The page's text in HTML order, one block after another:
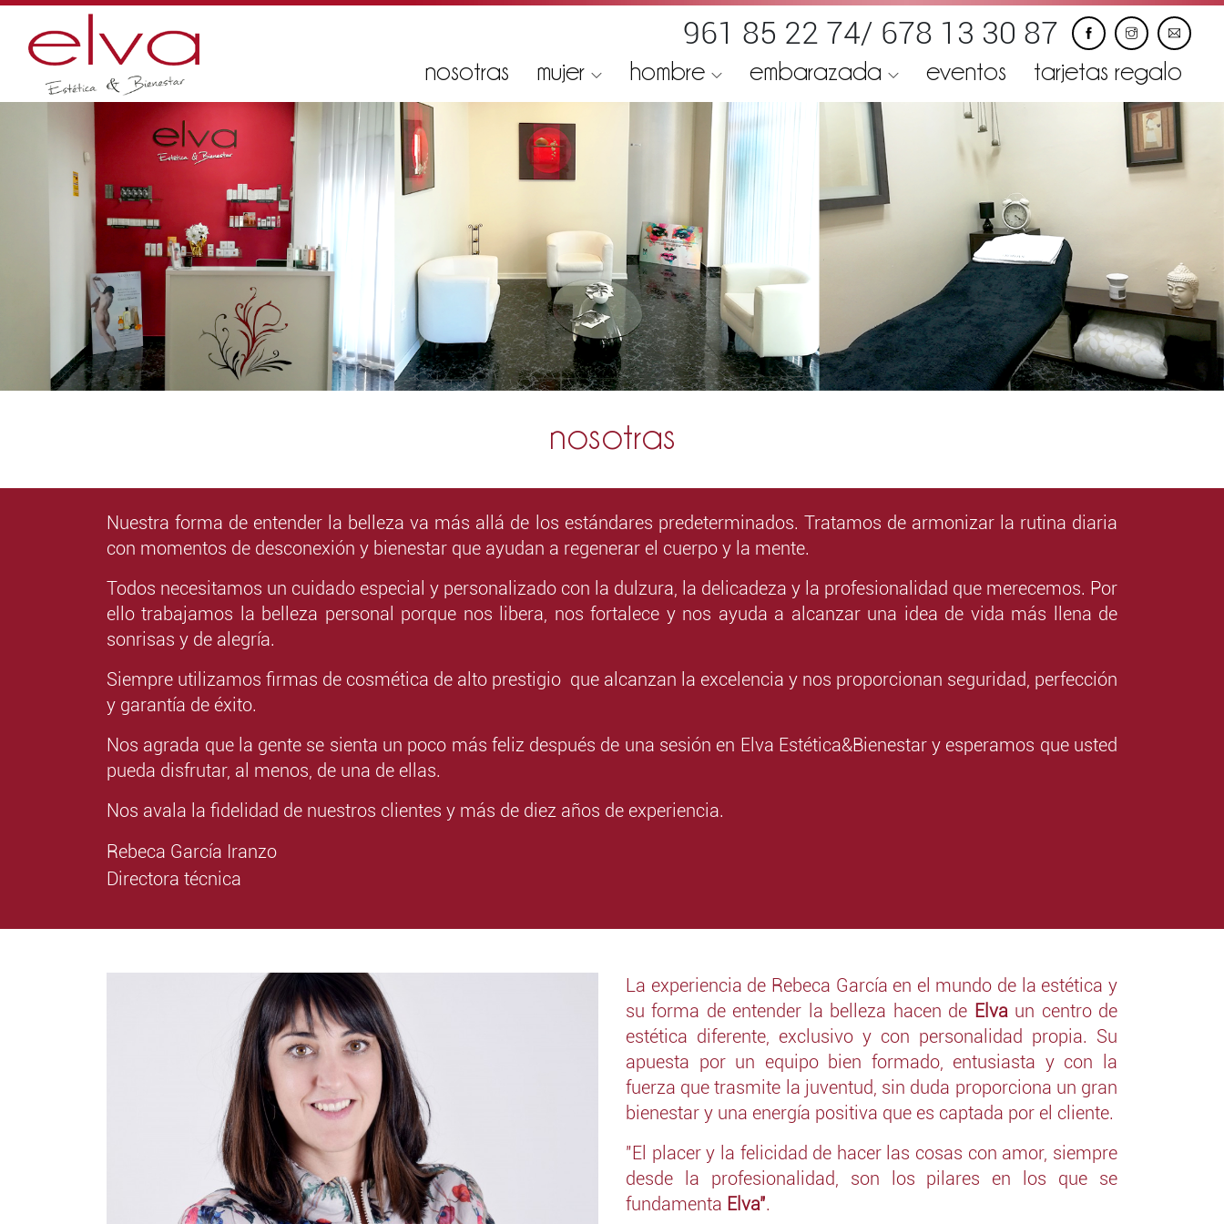
961 85 22 74/ 678 13 30 87
nosotras mujer hombre embarazada eventos tarjetas regalo
nosotras
Nuestra forma de entender la belleza va más allá de los estándares predeterminados. Tratamos de armonizar la rutina diaria
con momentos de desconexión y bienestar que ayudan a regenerar el cuerpo y la mente.
Todos necesitamos un cuidado especial y personalizado con la dulzura, la delicadeza y la profesionalidad que merecemos. Por
ello trabajamos la belleza personal porque nos libera, nos fortalece y nos ayuda a alcanzar una idea de vida más llena de
sonrisas y de alegría.
Siempre utilizamos firmas de cosmética de alto prestigio que alcanzan la excelencia y nos proporcionan seguridad, perfección
y garantía de éxito.
Nos agrada que la gente se sienta un poco más feliz después de una sesión en Elva Estética&Bienestar y esperamos que usted
pueda disfrutar, al menos, de una de ellas.
Nos avala la fidelidad de nuestros clientes y más de diez años de experiencia.
Rebeca García Iranzo
Directora técnica
La experiencia de Rebeca García en el mundo de la estética y
su forma de entender la belleza hacen de Elva un centro de
estética diferente, exclusivo y con personalidad propia. Su
apuesta por un equipo bien formado, entusiasta y con la
fuerza que trasmite la juventud, sin duda proporciona un gran
bienestar y una energía positiva que es captada por el cliente.
"El placer y la felicidad de hacer las cosas con amor, siempre
desde la profesionalidad, son los pilares en los que se
fundamenta Elva".